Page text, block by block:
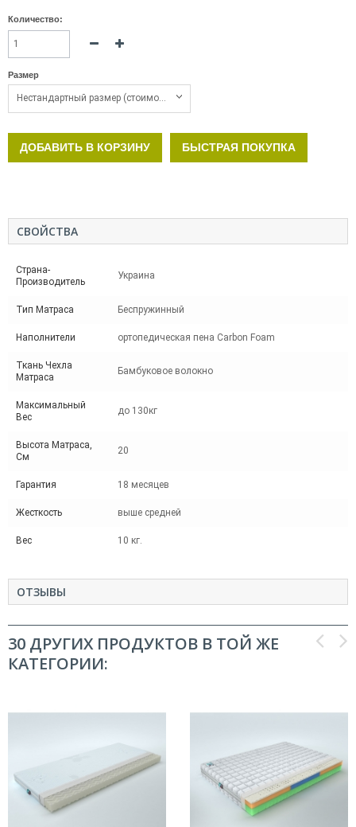
Количество:
Размер
Нестандартный размер (стоимость за 1 кв. м)
ДОБАВИТЬ В КОРЗИНУ БЫСТРАЯ ПОКУПКА
СВОЙСТВА
Страна-
Производитель
Украина
Тип Матраса Беспружинный
Наполнители ортопедическая пена Carbon Foam
Ткань Чехла
Матраса
Бамбуковое волокно
Максимальный
Вес
до 130кг
Высота Матраса,
См
20
Гарантия 18 месяцев
Жесткость выше средней
Вес 10 кг.
ОТЗЫВЫ
30 ДРУГИХ ПРОДУКТОВ В ТОЙ ЖЕ
КАТЕГОРИИ: